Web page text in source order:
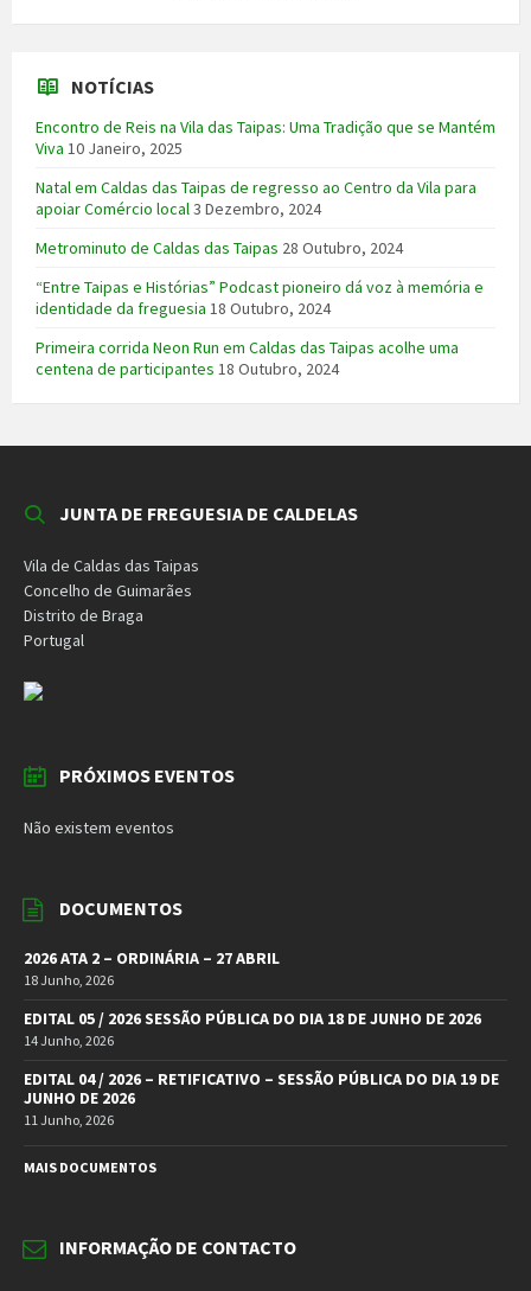
NOTÍCIAS
Encontro de Reis na Vila das Taipas: Uma Tradição que se Mantém
Viva 10 Janeiro, 2025
Natal em Caldas das Taipas de regresso ao Centro da Vila para
apoiar Comércio local3 Dezembro, 2024
Metrominuto de Caldas das Taipas 28 Outubro, 2024
“Entre Taipas e Histórias” Podcast pioneiro dá voz à memória e
identidade da freguesia 18 Outubro, 2024
Primeira corrida Neon Run em Caldas das Taipas acolhe uma
centena de participantes 18 Outubro, 2024
JUNTA DE FREGUESIA DE CALDELAS
Vila de Caldas das Taipas
Concelho de Guimarães
Distrito de Braga
Portugal
PRÓXIMOS EVENTOS
Não existem eventos
DOCUMENTOS
2026 ATA 2 – ORDINÁRIA – 27 ABRIL
18 Junho, 2026
EDITAL 05 / 2026 SESSÃO PÚBLICA DO DIA 18 DE JUNHO DE 2026
14 Junho, 2026
EDITAL 04 / 2026 – RETIFICATIVO – SESSÃO PÚBLICA DO DIA 19 DE
JUNHO DE 2026
11 Junho, 2026
MAIS DOCUMENTOS
INFORMAÇÃO DE CONTACTO